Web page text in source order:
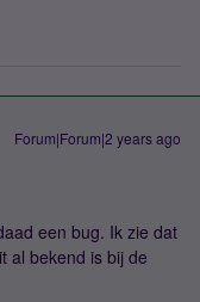
Forum|Forum|2 years ago
een bug. Ik zie dat
al bekend is bij de